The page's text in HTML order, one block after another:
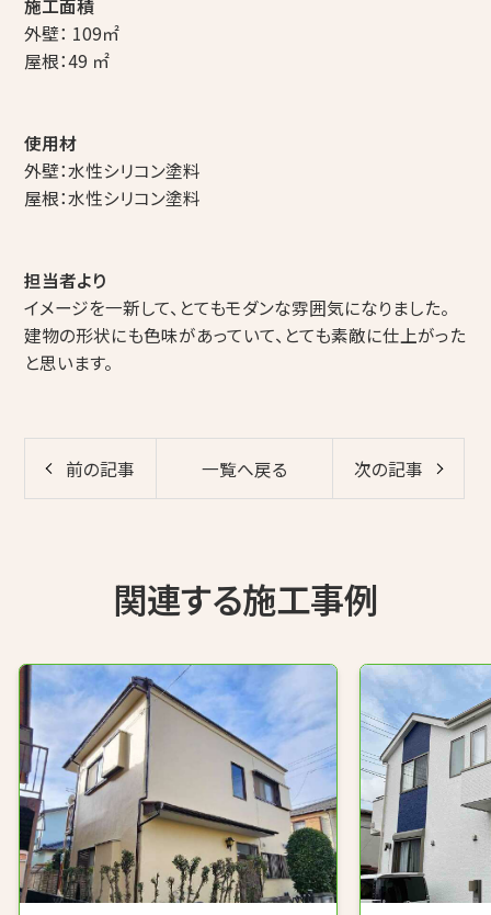
プライバシーポリシー
施工面積
外壁： 109㎡
屋根：49 ㎡
使用材
外壁：水性シリコン塗料
屋根：水性シリコン塗料
担当者より
イメージを一新して、とてもモダンな雰囲気になりました。
建物の形状にも色味があっていて、とても素敵に仕上がった
と思います。
前の記事 一覧へ戻る 次の記事
関連する施工事例